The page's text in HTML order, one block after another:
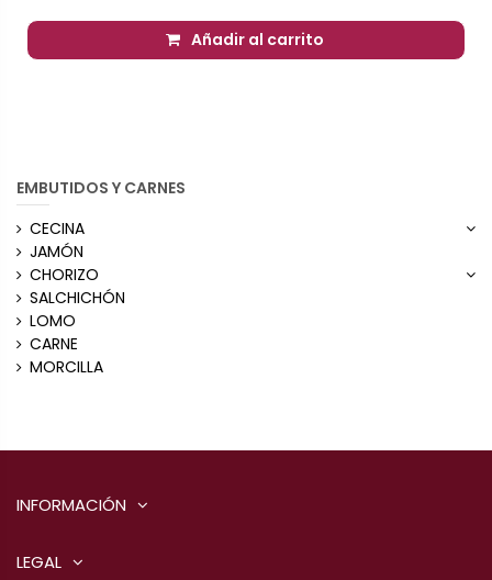
Añadir al carrito
EMBUTIDOS Y CARNES
CECINA
JAMÓN
CHORIZO
SALCHICHÓN
LOMO
CARNE
MORCILLA
INFORMACIÓN
LEGAL